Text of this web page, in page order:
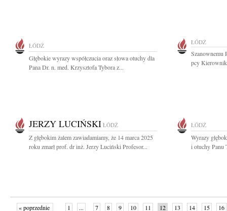
ŁÓDŹ
Głębokie wyrazy współczucia oraz słowa otuchy dla
Pana Dr. n. med. Krzysztofa Tybora z...
ŁÓDŹ
Szanownemu
pcy
JERZY LUCIŃSKI ŁÓDŹ
Z głębokim żalem zawiadamiamy, że 14 marca 2025
roku zmarł prof. dr inż. Jerzy Luciński Profesor...
ŁÓDŹ
Wyrazy
i otuchy Panu
« poprzednie 1 ... 7 8 9 10 11 12 13 14 15 16